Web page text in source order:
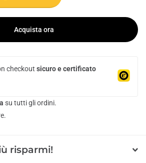
Acquista ora
checkout sicuro e certificato
su tutti gli ordini.
risparmi!